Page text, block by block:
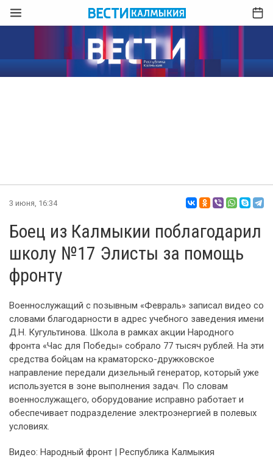
3 июня, 16:34
Боец из Калмыкии поблагодарил
школу №17 Элисты за помощь
фронту
Военнослужащий с позывным «Февраль» записал видео со
словами благодарности в адрес учебного заведения имени
Д.Н. Кугультинова. Школа в рамках акции Народного
фронта «Час для Победы» собрало 77 тысяч рублей. На эти
средства бойцам на краматорско-дружковское
направление передали дизельный генератор, который уже
используется в зоне выполнения задач. По словам
военнослужащего, оборудование исправно работает и
обеспечивает подразделение электроэнергией в полевых
условиях.
Видео: Народный фронт | Республика Калмыкия